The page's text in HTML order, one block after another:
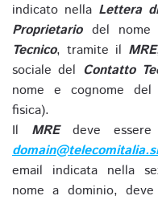
indicato nella Lettera
Proprietariodel nome
Tecnico, tramite il MRE
sociale del Contatto
nome e cognome del
fisica).
Il MREdeve essere
email indicata nella
nome a dominio,